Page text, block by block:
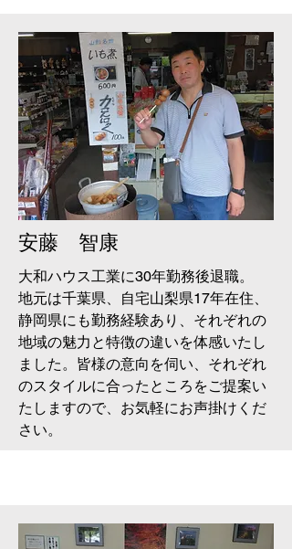
安藤 智康
大和ハウス工業に30年勤務後退職。
地元は千葉県、自宅山梨県17年在住、
静岡県にも勤務経験あり、それぞれの
地域の魅力と特徴の違いを体感いたし
ました。皆様の意向を伺い、それぞれ
のスタイルに合ったところをご提案い
たしますので、お気軽にお声掛けくだ
さい。